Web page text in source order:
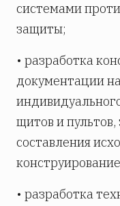
системами
защиты;
• разработка
документации
щитов и
составления
• разработка